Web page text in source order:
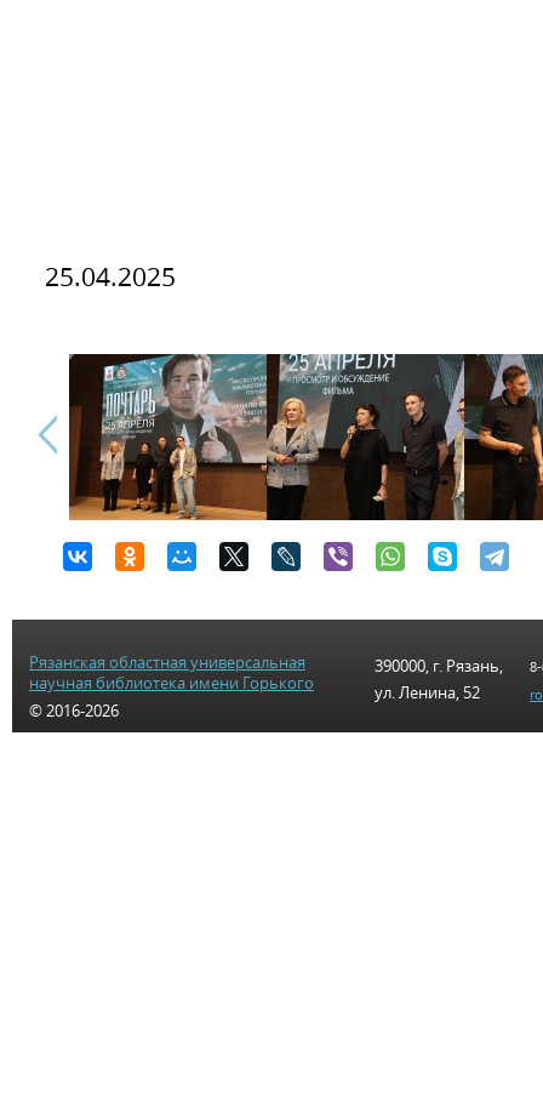
25.04.2025
Рязанская областная универсальная
научная библиотека имени Горького
© 2016-2026
390000, г. Рязань,
ул. Ленина, 52